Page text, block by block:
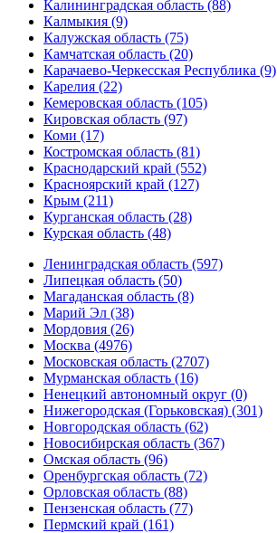
Калининградская область (88)
Калмыкия (9)
Калужская область (75)
Камчатская область (20)
Карачаево-Черкесская Республика (9)
Карелия (22)
Кемеровская область (105)
Кировская область (97)
Коми (17)
Костромская область (81)
Краснодарский край (552)
Красноярский край (127)
Крым (211)
Курганская область (28)
Курская область (48)
Ленинградская область (597)
Липецкая область (50)
Магаданская область (8)
Марий Эл (38)
Мордовия (26)
Москва (4976)
Московская область (2707)
Мурманская область (16)
Ненецкий автономный округ (0)
Нижегородская (Горьковская) (301)
Новгородская область (62)
Новосибирская область (367)
Омская область (96)
Оренбургская область (72)
Орловская область (88)
Пензенская область (77)
Пермский край (161)